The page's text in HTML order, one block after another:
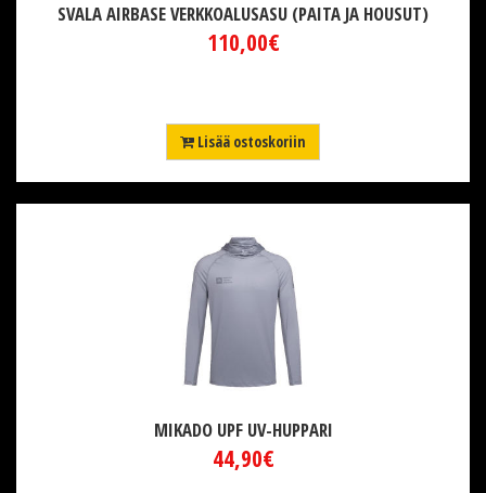
SVALA AIRBASE VERKKOALUSASU (PAITA JA HOUSUT)
110,00€
Lisää ostoskoriin
MIKADO UPF UV-HUPPARI
44,90€